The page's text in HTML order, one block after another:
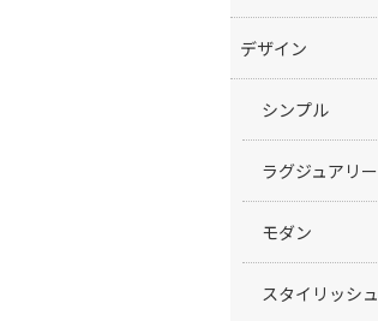
デザイン
シンプル
ラグジュアリー
モダン
スタイリッシュ